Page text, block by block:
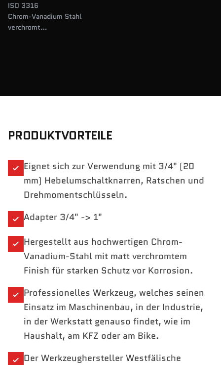
ISO 3316
Chrom-Vanadium Stahl
verchromt
PRODUKTVORTEILE
Eignet sich zur Verwendung mit 3/4" (20
mm) Hebelumschaltknarren, Ratschen und
Drehmomentschlüsseln.
Adapter 3/4" -> 1"
Hergestellt aus hochwertigen Chrom-
Vanadium-Stahl mit matt verchromtem
Finish für starken Schutz vor Korrosion.
Professionelles Werkzeug, welches seinen
Einsatz im Maschinenbau, in der Industrie,
in der Werkstatt genauso findet, wie im
Haushalt, am KFZ oder am Bike.
Der Werkzeughersteller Westfälische